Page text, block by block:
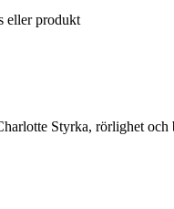
eller produkt
Styrka, rörlighet och